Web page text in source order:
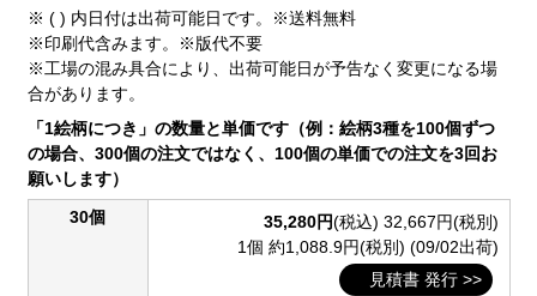
※ ( ) 内日付は出荷可能日です。※送料無料
※印刷代含みます。※版代不要
※工場の混み具合により、出荷可能日が予告なく変更になる場
合があります。
「1絵柄につき」の数量と単価です（例：絵柄3種を100個ずつ
の場合、300個の注文ではなく、100個の単価での注文を3回お
願いします）
30個
35,280円(税込) 32,667円(税別)
1個 約1,088.9円(税別) (09/02出荷)
見積書 発行 >>